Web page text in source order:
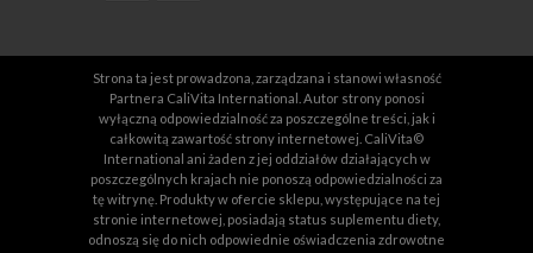
Strona ta jest prowadzona, zarządzana i stanowi własność
Partnera CaliVita International. Autor strony ponosi
wyłączną odpowiedzialność za poszczególne treści, jak i
całkowitą zawartość strony internetowej. CaliVita©
International ani żaden z jej oddziałów działających w
poszczególnych krajach nie ponoszą odpowiedzialności za
tę witrynę. Produkty w ofercie sklepu, występujące na tej
stronie internetowej, posiadają status suplementu diety,
odnoszą się do nich odpowiednie oświadczenia zdrowotne